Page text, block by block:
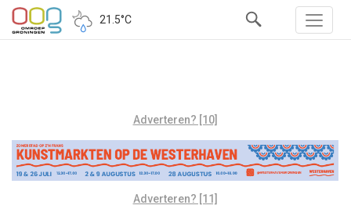
21.5°C
Adverteren? [10]
Adverteren? [11]